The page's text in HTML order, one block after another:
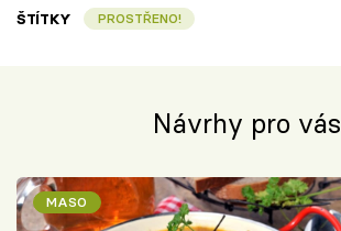
ŠTÍTKY PROSTŘENO!
Návrhy pro vás
MASO